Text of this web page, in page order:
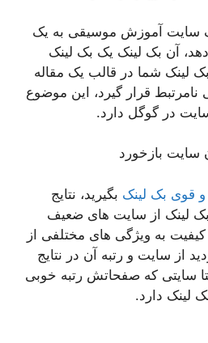
سایت آموزش موسیقی به یک
آن بک لینک یک بک لینک
لینک شما در قالب یک مقاله
نامرتبط قرار گیرد، این موضوع
سایت در گوگل دارد.
سایت بازخورد
قوی بک لینک بگیرید، نتایج
لینک از سایت های ضعیف
به ویژگی های مختلفی از
از سایت و رتبه آن در نتایج
سایتی که صفحاتش رتبه خوبی
لینک دارد.